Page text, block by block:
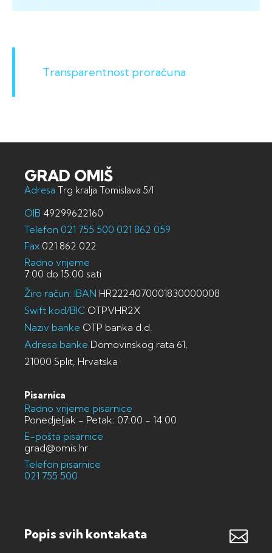
Transparentnost proračuna
GRAD OMIŠ
Adresa Trg kralja Tomislava 5/I
OIB 49299622160
Telefon 021 755 500 021 862 059
Fax 021 862 022
Radno vrijeme
7:00 do 15:00 sati
Žiro račun: IBAN HR2224070001830000008
Swift kod/BIC OTPVHR2X
Naziv banke OTP banka d.d.
Adresa banke Domovinskog rata 61,
21000 Split, Hrvatska
Pisarnica
Radno vrijeme pisarnice
Ponedjeljak - Petak: 07:00 - 14:00
E-pošta pisarnice
grad@omis.hr
Telefon pisarnice
021 755 500
Popis svih kontakata